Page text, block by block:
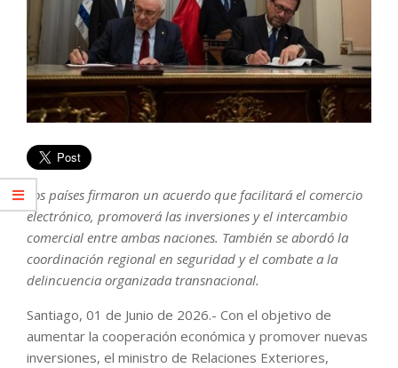
Los países firmaron un acuerdo que facilitará el comercio
electrónico, promoverá las inversiones y el intercambio
comercial entre ambas naciones. También se abordó la
coordinación regional en seguridad y el combate a la
delincuencia organizada transnacional.
Santiago, 01 de Junio de 2026.- Con el objetivo de
aumentar la cooperación económica y promover nuevas
inversiones, el ministro de Relaciones Exteriores,